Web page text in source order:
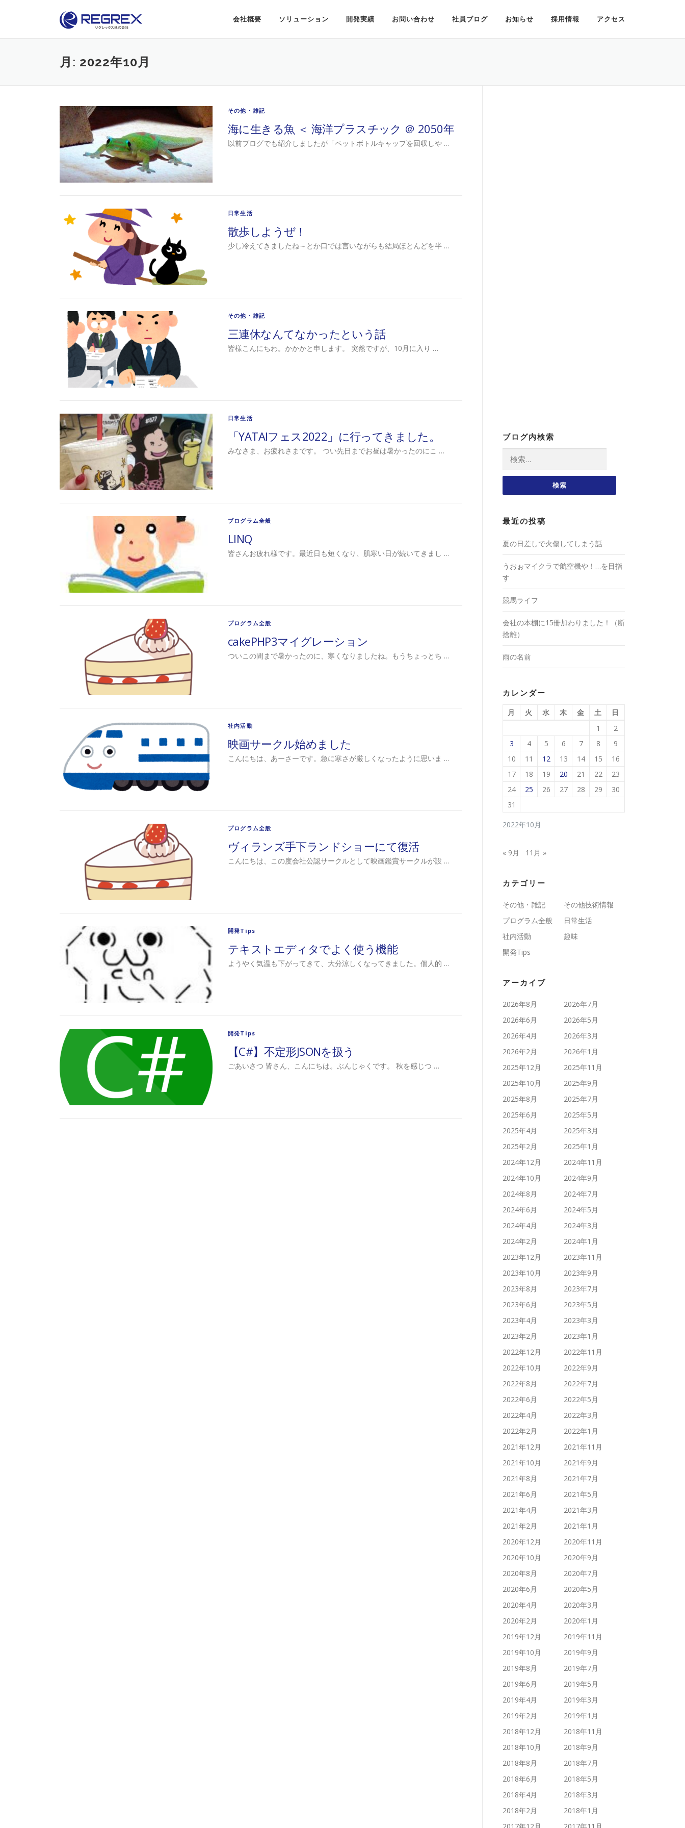
会社概要 ソリューション 開発実績 お問い合わせ 社員ブログ お知らせ 採用情報 アクセス
月: 2022年10月
その他・雑記
海に生きる魚 ＜ 海洋プラスチック ＠ 2050年
以前ブログでも紹介しましたが「ペットボトルキャップを回収しや …
日常生活
散歩しようぜ！
少し冷えてきましたね～とか口では言いながらも結局ほとんどを半 …
その他・雑記
三連休なんてなかったという話
皆様こんにちわ。かかかと申します。 突然ですが、10月に入り …
日常生活
「YATAIフェス2022」に行ってきました。
みなさま、お疲れさまです。 つい先日までお昼は暑かったのにこ …
プログラム全般
LINQ
皆さんお疲れ様です。最近日も短くなり、肌寒い日が続いてきまし …
プログラム全般
cakePHP3マイグレーション
ついこの間まで暑かったのに、寒くなりましたね。もうちょっとち …
社内活動
映画サークル始めました
こんにちは、あーさーです。急に寒さが厳しくなったように思いま …
プログラム全般
ヴィランズ手下ランドショーにて復活
こんにちは、この度会社公認サークルとして映画鑑賞サークルが設 …
開発Tips
テキストエディタでよく使う機能
ようやく気温も下がってきて、大分涼しくなってきました。個人的 …
開発Tips
【C#】不定形JSONを扱う
ごあいさつ 皆さん、こんにちは。ぶんじゃくです。 秋を感じつ …
ブログ内検索
最近の投稿
夏の日差しで火傷してしまう話
うおぉマイクラで航空機や！…を目指
す
競馬ライフ
会社の本棚に15冊加わりました！（断
捨離）
雨の名前
カレンダー
2022年10月
月 火 水 木 金 土
日
1
2
3
4 5 6 7 8
9
10
11 12 13 14 15
16
17
18 19 20 21 22
23
24
25 26 27 28 29
30
31
« 9月 11月 »
カテゴリー
その他・雑記
その他技術情報
プログラム全般
日常生活
社内活動
趣味
開発Tips
アーカイブ
2026年8月
2026年7月
2026年6月
2026年5月
2026年4月
2026年3月
2026年2月
2026年1月
2025年12月
2025年11月
2025年10月
2025年9月
2025年8月
2025年7月
2025年6月
2025年5月
2025年4月
2025年3月
2025年2月
2025年1月
2024年12月
2024年11月
2024年10月
2024年9月
2024年8月
2024年7月
2024年6月
2024年5月
2024年4月
2024年3月
2024年2月
2024年1月
2023年12月
2023年11月
2023年10月
2023年9月
2023年8月
2023年7月
2023年6月
2023年5月
2023年4月
2023年3月
2023年2月
2023年1月
2022年12月
2022年11月
2022年10月
2022年9月
2022年8月
2022年7月
2022年6月
2022年5月
2022年4月
2022年3月
2022年2月
2022年1月
2021年12月
2021年11月
2021年10月
2021年9月
2021年8月
2021年7月
2021年6月
2021年5月
2021年4月
2021年3月
2021年2月
2021年1月
2020年12月
2020年11月
2020年10月
2020年9月
2020年8月
2020年7月
2020年6月
2020年5月
2020年4月
2020年3月
2020年2月
2020年1月
2019年12月
2019年11月
2019年10月
2019年9月
2019年8月
2019年7月
2019年6月
2019年5月
2019年4月
2019年3月
2019年2月
2019年1月
2018年12月
2018年11月
2018年10月
2018年9月
2018年8月
2018年7月
2018年6月
2018年5月
2018年4月
2018年3月
2018年2月
2018年1月